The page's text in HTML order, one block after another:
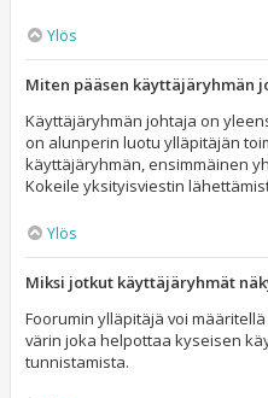
Ylös
Miten pääsen käyttäjäryhmän
Käyttäjäryhmän johtaja on
on alunperin luotu ylläpitäjän
käyttäjäryhmän, ensimmäinen
Kokeile yksityisviestin
Ylös
Miksi jotkut käyttäjäryhmät
Foorumin ylläpitäjä voi
värin joka helpottaa kyseisen
tunnistamista.